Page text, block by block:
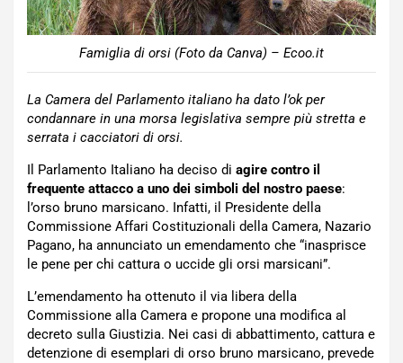
Famiglia di orsi (Foto da Canva) – Ecoo.it
La Camera del Parlamento italiano ha dato l’ok per
condannare in una morsa legislativa sempre più stretta e
serrata i cacciatori di orsi.
Il Parlamento Italiano ha deciso di agire contro il
frequente attacco a uno dei simboli del nostro paese:
l’orso bruno marsicano. Infatti, il Presidente della
Commissione Affari Costituzionali della Camera, Nazario
Pagano, ha annunciato un emendamento che “inasprisce
le pene per chi cattura o uccide gli orsi marsicani”.
L’emendamento ha ottenuto il via libera della
Commissione alla Camera e propone una modifica al
decreto sulla Giustizia. Nei casi di abbattimento, cattura e
detenzione di esemplari di orso bruno marsicano, prevede